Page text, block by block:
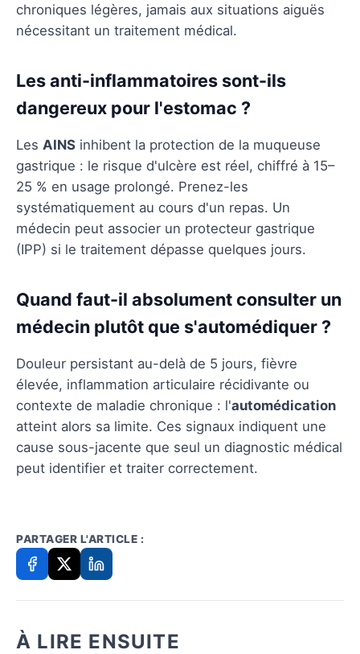
chroniques légères, jamais aux situations aiguës
nécessitant un traitement médical.
Les anti-inflammatoires sont-ils
dangereux pour l'estomac ?
Les AINS inhibent la protection de la muqueuse
gastrique : le risque d'ulcère est réel, chiffré à 15–
25 % en usage prolongé. Prenez-les
systématiquement au cours d'un repas. Un
médecin peut associer un protecteur gastrique
(IPP) si le traitement dépasse quelques jours.
Quand faut-il absolument consulter un
médecin plutôt que s'automédiquer ?
Douleur persistant au-delà de 5 jours, fièvre
élevée, inflammation articulaire récidivante ou
contexte de maladie chronique : l'automédication
atteint alors sa limite. Ces signaux indiquent une
cause sous-jacente que seul un diagnostic médical
peut identifier et traiter correctement.
PARTAGER L'ARTICLE :
À LIRE ENSUITE